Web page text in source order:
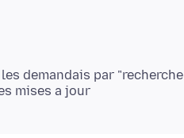
demandais par